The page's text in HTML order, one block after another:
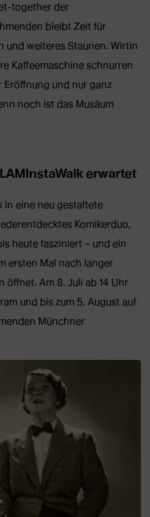
together der
bleibt Zeit für
und weiteres Staunen. Wirtin
Kaffeemaschine schnurren
Eröffnung und nur ganz
noch ist das Musäum
erwartet
in eine neu gestaltete
Komikerduo,
heute fasziniert – und ein
ersten Mal nach langer
öffnet. Am 8. Juli ab 14 Uhr
und bis zum 5. August auf
Münchner